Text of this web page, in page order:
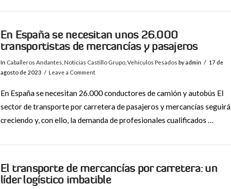
En España se necesitan unos 26.000
transportistas de mercancías y pasajeros
In Caballeros Andantes Noticias Castillo Grupo, Vehículos Pesados by admin
17 de
agosto de 2023
Leave a Comment
En España se necesitan 26.000 conductores de camión y autobús El
sector de transporte por carretera de pasajeros y mercancías seguirá
creciendo y, con ello, la demanda de profesionales cualificados …
El transporte de mercancías por carretera: un
líder logístico imbatible